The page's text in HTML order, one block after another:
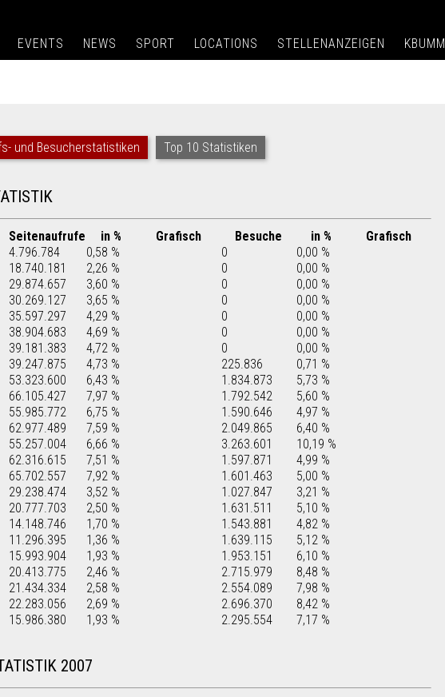
EVENTS NEWS SPORT LOCATIONS STELLENANZEIGEN KBUMM
und Besucherstatistiken Top 10 Statistiken
Seitenaufrufe in % Grafisch Besuche in %
Grafisch
4.796.784 0,58 % 0
0,00 %
18.740.181 2,26 % 0
0,00 %
29.874.657 3,60 % 0
0,00 %
30.269.127 3,65 % 0
0,00 %
35.597.297 4,29 % 0
0,00 %
38.904.683 4,69 % 0
0,00 %
39.181.383 4,72 % 0
0,00 %
39.247.875 4,73 % 225.836
0,71 %
53.323.600 6,43 % 1.834.873
5,73 %
66.105.427 7,97 % 1.792.542
5,60 %
55.985.772 6,75 % 1.590.646
4,97 %
62.977.489 7,59 % 2.049.865
6,40 %
55.257.004 6,66 % 3.263.601
10,19 %
62.316.615 7,51 % 1.597.871
4,99 %
65.702.557 7,92 % 1.601.463
5,00 %
29.238.474 3,52 % 1.027.847
3,21 %
20.777.703 2,50 % 1.631.511
5,10 %
14.148.746 1,70 % 1.543.881
4,82 %
11.296.395 1,36 % 1.639.115
5,12 %
15.993.904 1,93 % 1.953.151
6,10 %
20.413.775 2,46 % 2.715.979
8,48 %
21.434.334 2,58 % 2.554.089
7,98 %
22.283.056 2,69 % 2.696.370
8,42 %
15.986.380 1,93 % 2.295.554 7,17 %
2007